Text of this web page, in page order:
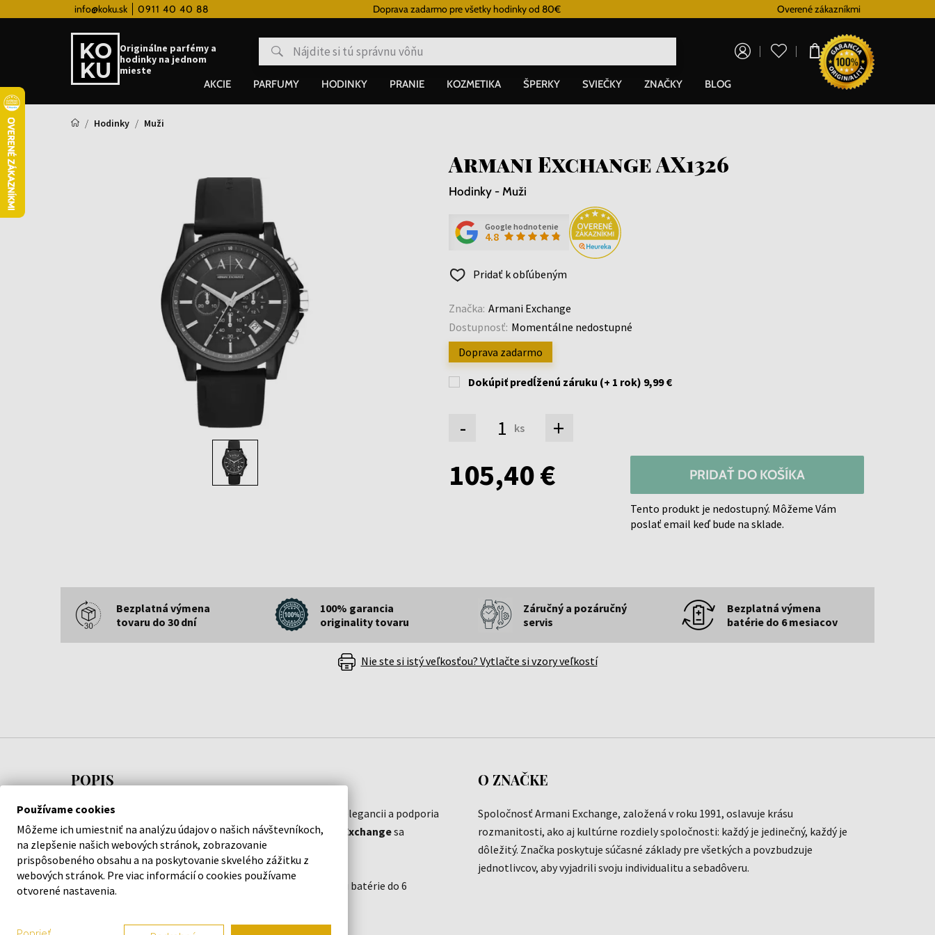
info@koku.sk 0911 40 40 88Vernostný systém Doprava zadarmo pre všetky hodinky od 80€ Overené zákazníkmi
Originálne parfémy a
hodinky na jednom
mieste
0,00 €
AKCIE PARFUMY HODINKY PRANIE KOZMETIKA ŠPERKY SVIEČKY ZNAČKY BLOG
Hodinky Muži
Armani Exchange AX1326
Hodinky - Muži
Google hodnotenie
4.8
Pridať k obľúbeným
Značka: Armani Exchange
Dostupnosť: Momentálne nedostupné
Doprava zadarmo
Dokúpiť predĺženú záruku (+ 1 rok) 9,99 €
- ks +
105,40 € PRIDAŤ DO KOŠÍKA
Tento produkt je nedostupný. Môžeme Vám
poslať email keď bude na sklade.
Bezplatná výmena
tovaru do 30 dní
100% garancia
originality tovaru
Záručný a pozáručný
servis
Bezplatná výmena
batérie do 6 mesiacov
Nie ste si istý veľkosťou? Vytlačte si vzory veľkostí
POPIS
Pánske hodinky
vám pridajú na elegancii a podporia
váš štýl. S kvalitným spracovaním z dielne značkyArmani Exchangesa
nemusíte obávať, že stúpite vedľa.
Garantujeme 100 % originalitu tovaru a bezplatnú výmenu batérie do 6
O ZNAČKE
Spoločnosť Armani Exchange, založená v roku 1991, oslavuje krásu
rozmanitosti, ako aj kultúrne rozdiely spoločnosti: každý je jedinečný, každý je
dôležitý. Značka poskytuje súčasné základy pre všetkých a povzbudzuje
jednotlivcov, aby vyjadrili svoju individualitu a sebadôveru.
Používame cookies
Môžeme ich umiestniť na analýzu údajov o našich návštevníkoch,
na zlepšenie našich webových stránok, zobrazovanie
prispôsobeného obsahu a na poskytovanie skvelého zážitku z
webových stránok. Pre viac informácií o cookies používame
otvorené nastavenia.